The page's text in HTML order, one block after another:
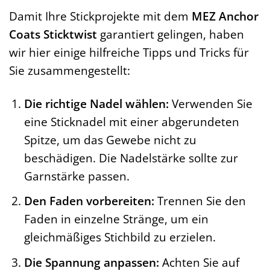
Damit Ihre Stickprojekte mit dem MEZ Anchor
Coats Sticktwist garantiert gelingen, haben
wir hier einige hilfreiche Tipps und Tricks für
Sie zusammengestellt:
Die richtige Nadel wählen: Verwenden Sie
eine Sticknadel mit einer abgerundeten
Spitze, um das Gewebe nicht zu
beschädigen. Die Nadelstärke sollte zur
Garnstärke passen.
Den Faden vorbereiten: Trennen Sie den
Faden in einzelne Stränge, um ein
gleichmäßiges Stichbild zu erzielen.
Die Spannung anpassen: Achten Sie auf